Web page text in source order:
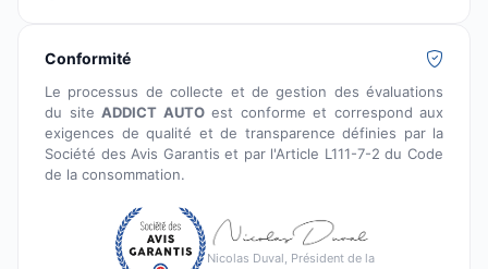
Conformité
Le processus de collecte et de gestion des évaluations
du site ADDICT AUTOest conforme et correspond aux
exigences de qualité et de transparence définies par la
Société des Avis Garantis et par l'Article L111-7-2 du Code
de la consommation.
Nicolas Duval, Président de la